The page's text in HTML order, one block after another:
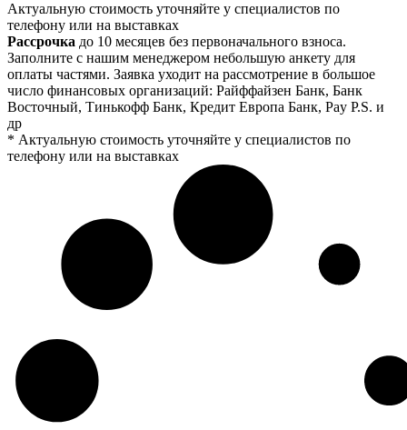
Актуальную стоимость уточняйте у специалистов по
телефону или на выставках
Рассрочка до 10 месяцев без первоначального взноса.
Заполните с нашим менеджером небольшую анкету для
оплаты частями. Заявка уходит на рассмотрение в большое
число финансовых организаций: Райффайзен Банк, Банк
Восточный, Тинькофф Банк, Кредит Европа Банк, Pay P.S. и
др
* Актуальную стоимость уточняйте у специалистов по
телефону или на выставках